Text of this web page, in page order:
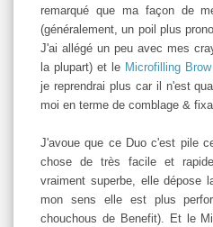
remarqué que ma façon de
(généralement, un poil plus
J'ai allégé un peu avec mes
la plupart) et le Microfilling
je reprendrai plus car il n'est
moi en terme de comblage &
J'avoue que ce Duo c'est pile
chose de très facile et
vraiment superbe, elle dépose
mon sens elle est plus
chouchous de Benefit). Et le